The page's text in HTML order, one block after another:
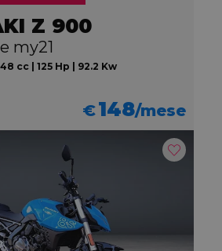
Z 900
my21
cc | 125 Hp | 92.2 Kw
€148/mese